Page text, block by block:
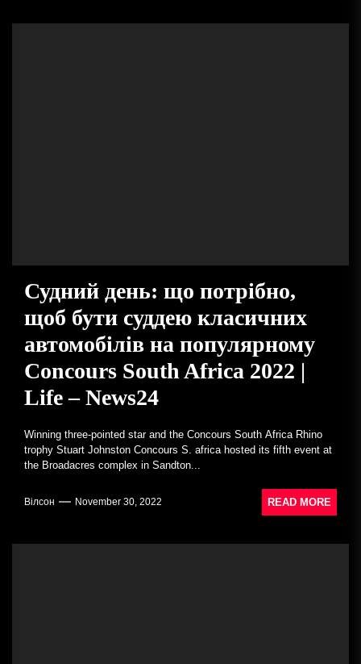
Судний день: що потрібно,
щоб бути суддею класичних
автомобілів на популярному
Concours South Africa 2022 |
Life – News24
Winning three-pointed star and the Concours South Africa Rhino
trophy Stuart Johnston Concours S. africa hosted its fifth event at
the Broadacres complex in Sandton...
Вілсон November 30, 2022 READ MORE